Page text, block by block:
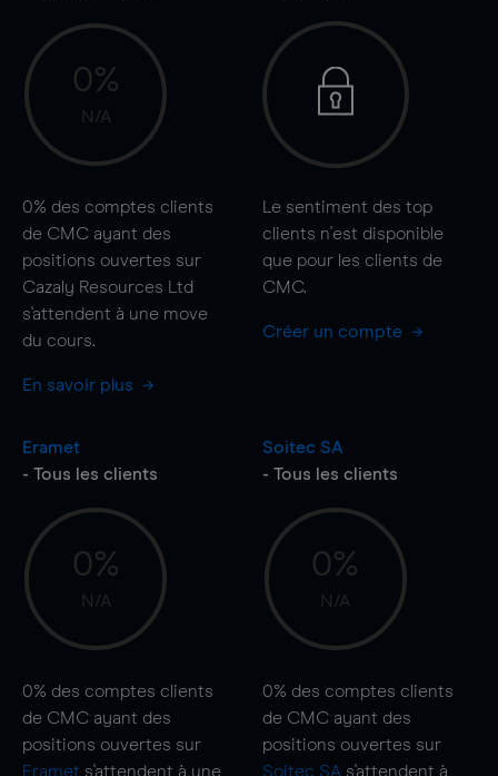
0%
N/A
0% des comptes clients
de CMC ayant des
positions ouvertes sur
Cazaly Resources Ltd
s'attendent à une move
du cours.
En savoir plus
Le sentiment des top
clients n'est disponible
que pour les clients de
CMC.
Créer un compte
Eramet
- Tous les clients
0%
N/A
0% des comptes clients
de CMC ayant des
positions ouvertes sur
Eramet s'attendent à une
Soitec SA
- Tous les clients
0%
N/A
0% des comptes clients
de CMC ayant des
positions ouvertes sur
Soitec SA s'attendent à